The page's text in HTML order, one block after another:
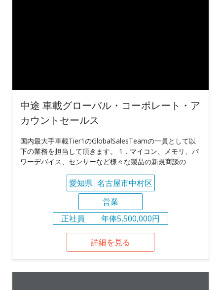
中途 車載グローバル・コーポレート・ア
カウントセールス
国内最大手車載Tier1のGlobalSalesTeamの一員として以
下の業務を担当して頂きます。 1．マイコン、メモリ、パ
ワーデバイス、センサーなど様々な製品の新規商談の
愛知県 名古屋市中村区
営業
正社員
年俸5,500,000円
詳細を見る